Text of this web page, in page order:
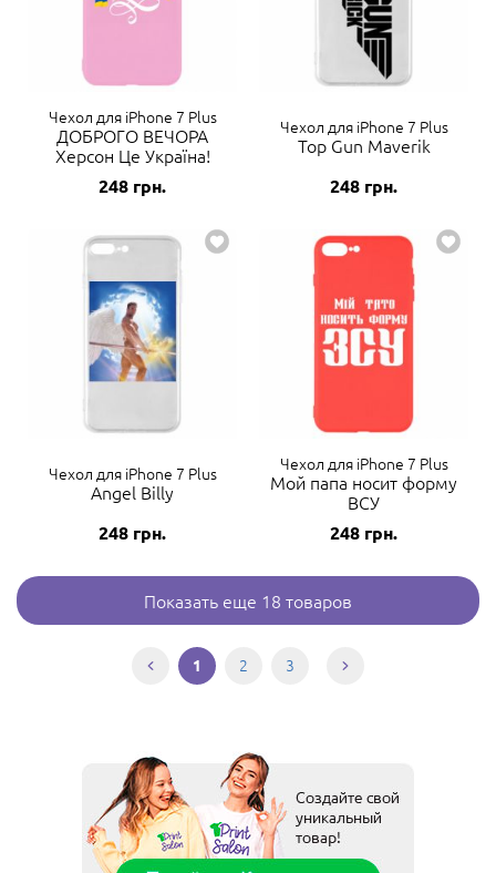
Чехол для iPhone 7 Plus
ДОБРОГО ВЕЧОРА
Херсон Це Україна!
248 грн.
Чехол для iPhone 7 Plus
Top Gun Maverik
248 грн.
Чехол для iPhone 7 Plus
Angel Billy
248 грн.
Чехол для iPhone 7 Plus
Мой папа носит форму
ВСУ
248 грн.
Показать еще 18 товаров
1 2 3